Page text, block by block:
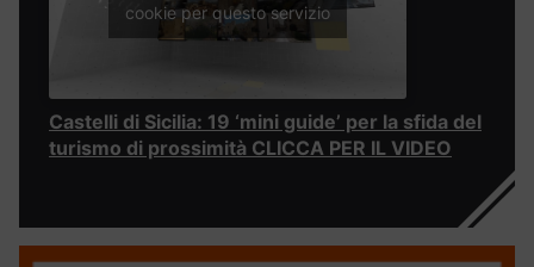
cookie per questo servizio
Castelli di Sicilia: 19 ‘mini guide’ per la sfida del
turismo di prossimità CLICCA PER IL VIDEO